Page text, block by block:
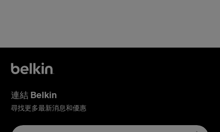
連結 Belkin
尋找更多最新消息和優惠